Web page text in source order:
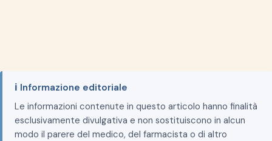
ℹ️ Informazione editoriale
Le informazioni contenute in questo articolo hanno finalità
esclusivamente divulgativa e non sostituiscono in alcun
modo il parere del medico, del farmacista o di altro